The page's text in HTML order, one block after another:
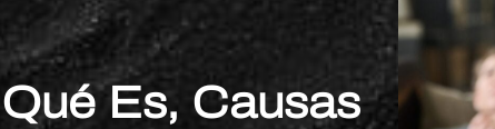
Es, Causas